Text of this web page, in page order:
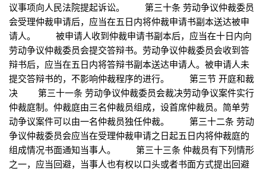
议事项向人民法院提起诉讼。 第三十条 劳动争议仲裁委员
会受理仲裁申请后，应当在五日内将仲裁申请书副本送达被申
请人。 被申请人收到仲裁申请书副本后，应当在十日内向
劳动争议仲裁委员会提交答辩书。劳动争议仲裁委员会收到答
辩书后，应当在五日内将答辩书副本送达申请人。被申请人未
提交答辩书的，不影响仲裁程序的进行。 第三节 开庭和裁
决 第三十一条 劳动争议仲裁委员会裁决劳动争议案件实行
仲裁庭制。仲裁庭由三名仲裁员组成，设首席仲裁员。简单劳
动争议案件可以由一名仲裁员独任仲裁。 第三十二条 劳动
争议仲裁委员会应当在受理仲裁申请之日起五日内将仲裁庭的
组成情况书面通知当事人。 第三十三条 仲裁员有下列情形
之一，应当回避，当事人也有权以口头或者书面方式提出回避